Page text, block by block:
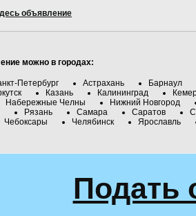
объявление
можно в городах:
Петербург Астрахань
Барнаул
Казань Калининград
Набережные Челны
Нижний Новгород
Рязань Самара Саратов
Чебоксары Челябинск Ярославль
Подать